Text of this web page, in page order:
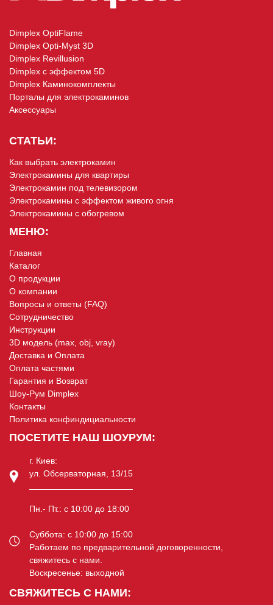
Dimplex OptiFlame
Dimplex Opti-Myst 3D
Dimplex Revillusion
Dimplex с эффектом 5D
Dimplex Каминокомплекты
Порталы для электрокаминов
Аксессуары
СТАТЬИ:
Как выбрать электрокамин
Электрокамины для квартиры
Электрокамин под телевизором
Электрокамины с эффектом живого огня
Электрокамины с обогревом
МЕНЮ:
Главная
Каталог
О продукции
О компании
Вопросы и ответы (FAQ)
Сотрудничество
Инструкции
3D модель (max, obj, vray)
Доставка и Оплата
Оплата частями
Гарантия и Возврат
Шоу-Рум Dimplex
Контакты
Политика конфиндициальности
ПОСЕТИТЕ НАШ ШОУРУМ:
г. Киев:
ул. Обсерваторная, 13/15
Пн.- Пт.: c 10:00 до 18:00
Суббота: c 10:00 до 15:00
Работаем по предварительной договоренности,
свяжитесь с нами.
Воскресенье: выходной
СВЯЖИТЕСЬ С НАМИ: